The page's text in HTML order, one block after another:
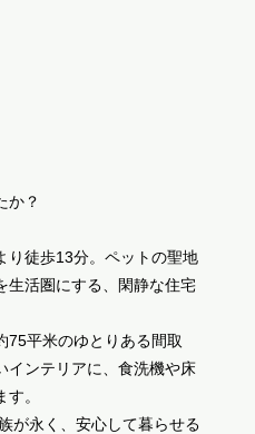
か？
り徒歩13分。ペットの聖地
生活圏にする、閑静な住宅
75平米のゆとりある間取
インテリアに、食洗機や床
。
が永く、安心して暮らせる